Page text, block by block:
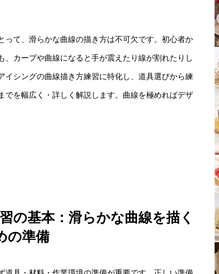
て、滑らかな曲線の描き方は不可欠です。初心者か
カーブや曲線になると手が震えたり線が割れたりし
シングの曲線描き方練習に特化し、道具選びから練
を幅広く・詳しく解説します。曲線を極めればデザ
の基本：滑らかな曲線を描く
の準備